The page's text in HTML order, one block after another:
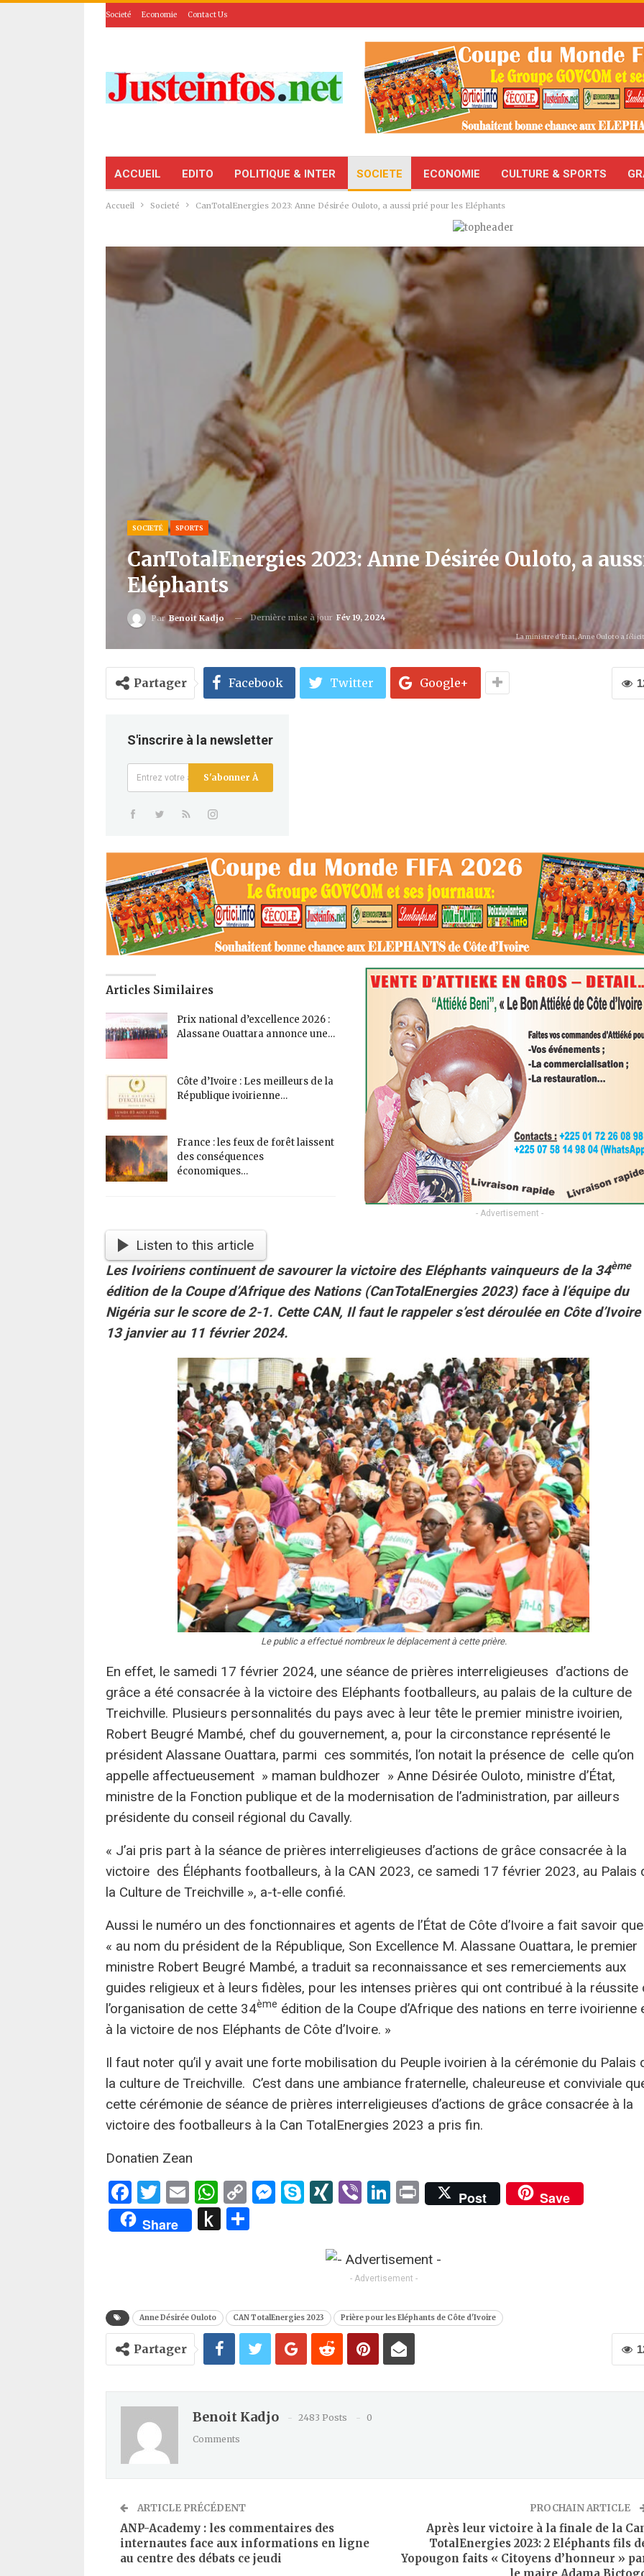
Societé Economie Contact Us
ACCUEIL EDITO POLITIQUE & INTER SOCIETE ECONOMIE CULTURE & SPORTS
Accueil Societé CanTotalEnergies 2023: Anne Désirée Ouloto, a aussi prié pour les Eléphants
SOCIETÉ SPORTS
CanTotalEnergies 2023: Anne Désirée Ouloto, a
Eléphants
ParBenoit Kadjo Dernière mise à jour Fév 19, 2024
La ministre d'Etat, Anne Ouloto a
Partager Facebook Twitter Google+
S'inscrire à la newsletter
S'abonner À
Articles Similaires
Prix national d’excellence 2026 :
Alassane Ouattara annonce une…
Côte d’Ivoire : Les meilleurs de la
République ivoirienne…
France : les feux de forêt laissent
des conséquences
économiques…
- Advertisement -
Listen to this article
Les Ivoiriens continuent de savourer la victoire des Eléphants vainqueurs de la 34ème
édition de la Coupe d’Afrique des Nations (CanTotalEnergies 2023) face à l’équipe du
Nigéria sur le score de 2-1. Cette CAN, Il faut le rappeler s’est déroulée en Côte
13 janvier au 11 février 2024.
Le public a effectué nombreux le déplacement à cette prière.
En effet, le samedi 17 février 2024, une séance de prières interreligieuses d’actions de
grâce a été consacrée à la victoire des Eléphants footballeurs, au palais de la culture de
Treichville. Plusieurs personnalités du pays avec à leur tête le premier ministre ivoirien,
Robert Beugré Mambé, chef du gouvernement, a, pour la circonstance représenté le
président Alassane Ouattara, parmi ces sommités, l’on notait la présence de celle qu’on
appelle affectueusement » maman buldhozer » Anne Désirée Ouloto, ministre d’État,
ministre de la Fonction publique et de la modernisation de l’administration, par ailleurs
présidente du conseil régional du Cavally.
« J’ai pris part à la séance de prières interreligieuses d’actions de grâce consacrée à la
victoire des Éléphants footballeurs, à la CAN 2023, ce samedi 17 février 2023, au Palais
la Culture de Treichville », a-t-elle confié.
Aussi le numéro un des fonctionnaires et agents de l’État de Côte d’Ivoire a fait savoir que
« au nom du président de la République, Son Excellence M. Alassane Ouattara, le premier
ministre Robert Beugré Mambé, a traduit sa reconnaissance et ses remerciements aux
guides religieux et à leurs fidèles, pour les intenses prières qui ont contribué à la réussite
l’organisation de cette 34ème édition de la Coupe d’Afrique des nations en terre ivoirienne
à la victoire de nos Eléphants de Côte d’Ivoire. »
Il faut noter qu’il y avait une forte mobilisation du Peuple ivoirien à la cérémonie du Palais
la culture de Treichville. C’est dans une ambiance fraternelle, chaleureuse et conviviale
cette cérémonie de séance de prières interreligieuses d’actions de grâce consacrée à la
victoire des footballeurs à la Can TotalEnergies 2023 a pris fin.
Donatien Zean
Facebook
Twitter
EmailWhatsApp
Copy
Link
Messenger
SkypeXINGViberLinkedIn
PrintPost
Save
Share
Push
- Advertisement -
Anne Désirée Ouloto CAN TotalEnergies 2023 Prière pour les Eléphants de Côte d'Ivoire
Partager
Benoit Kadjo 2483 Posts
0
Comments
ARTICLE PRÉCÉDENT
ANP-Academy : les commentaires des
internautes face aux informations en ligne
au centre des débats ce jeudi
PROCHAIN ARTICLE
Après leur victoire à la finale de la
TotalEnergies 2023: 2 Eléphants fils
Yopougon faits « Citoyens d’honneur »